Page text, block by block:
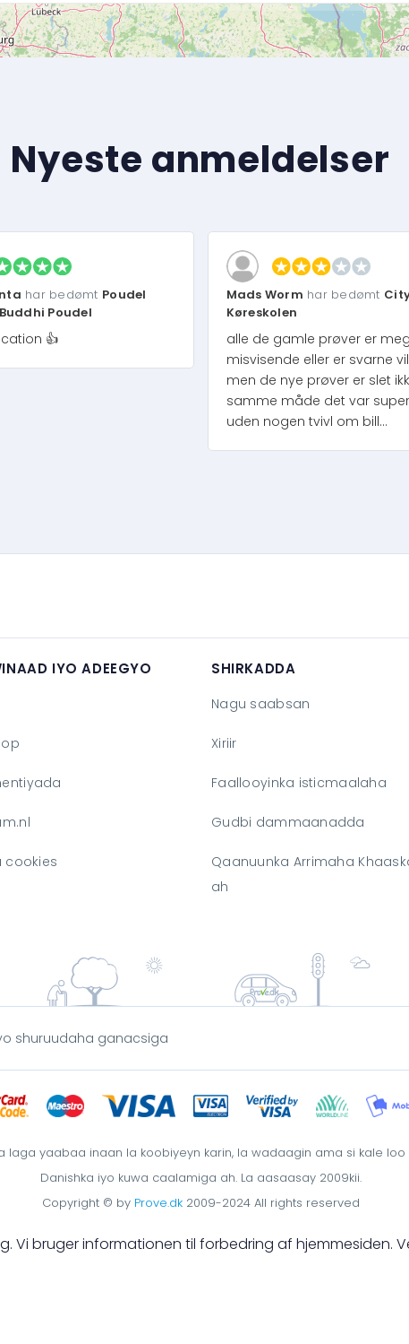
Nyeste anmeldelser
har bedømt Poudel
Poudel
👍
Mads Worm har bedømt
Køreskolen
alle de gamle prøver er
misvisende eller er svarne
men de nye prøver er slet
samme måde det var
uden nogen tvivl om bill...
IYO ADEEGYO
cookies
SHIRKADDA
Nagu saabsan
Xiriir
Faallooyinka isticmaalaha
Gudbi dammaanadda
Qaanuunka Arrimaha
ah
shuruudaha ganacsiga
laga yaabaa inaan la koobiyeyn karin, la wadaagin ama si kale
Danishka iyo kuwa caalamiga ah. La aasaasay 2009kii.
Copyright © by Prove.dk2009-2024 All rights reserved
Vi bruger informationen til forbedring af hjemmesiden.